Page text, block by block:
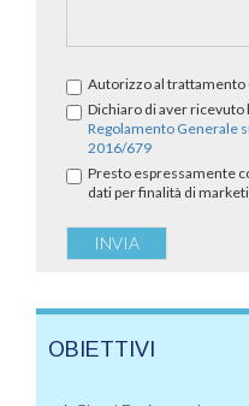
Autorizzo al trattamento
Dichiaro di aver ricevuto
Regolamento Generale
2016/679
Presto espressamente
dati per finalità di
OBIETTIVI